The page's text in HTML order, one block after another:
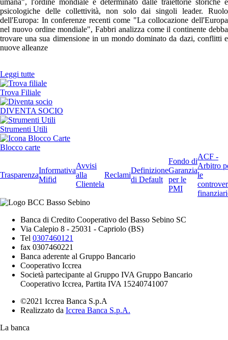
umana", l'ordine mondiale è determinato dalle traiettorie storiche e
psicologiche delle collettività, non solo dai singoli leader. Ruolo
dell'Europa: In conferenze recenti come "La collocazione dell'Europa
nel nuovo ordine mondiale", Fabbri analizza come il continente debba
trovare una sua dimensione in un mondo dominato da dazi, conflitti e
nuove alleanze
Leggi tutte
Trova Filiale
DIVENTA SOCIO
Strumenti Utili
Blocco carte
Trasparenza
Informativa
Mifid
Avvisi
alla
Clientela
Reclami
Definizione
di Default
Fondo di
Garanzia
per le
PMI
ACF -
Arbitro
le
Banca di Credito Cooperativo del Basso Sebino SC
Via Calepio 8 - 25031 - Capriolo (BS)
Tel 0307460121
fax 0307460221
Banca aderente al Gruppo Bancario
Cooperativo Iccrea
Società partecipante al Gruppo IVA Gruppo Bancario
Cooperativo Iccrea, Partita IVA 15240741007
©2021 Iccrea Banca S.p.A
Realizzato da Iccrea Banca S.p.A.
La banca